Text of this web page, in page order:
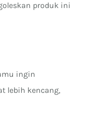
produk ini
ingin
lebih kencang,